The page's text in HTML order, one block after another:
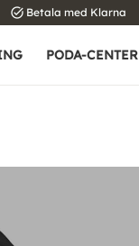
task_alt Betala med Klarna
PODA-CENTER